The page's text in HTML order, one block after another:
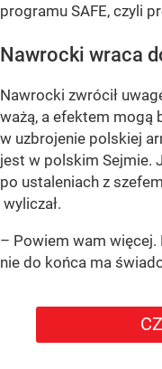
programu SAFE, czyli
Nawrocki wraca
Nawrocki zwrócił
ważą, a efektem mogą
w uzbrojenie polskiej
jest w polskim Sejmie.
po ustaleniach z
wyliczał.
– Powiem wam więcej.
nie do końca ma